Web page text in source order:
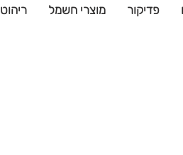
פדיקור מוצרי חשמל ריהוט